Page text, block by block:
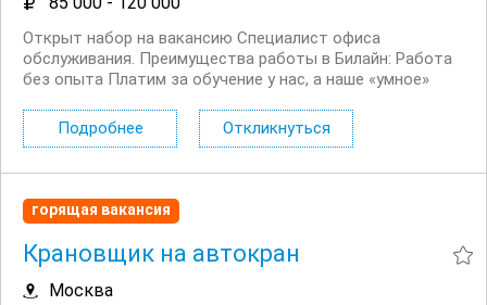
Открыт набор на вакансию Специалист офиса
обслуживания. Преимущества работы в Билайн: Работа
без опыта Платим за обучение у нас, а наше «умное»
быстро отвечать на любые вопросы клиентов Рядом с
домом, подбираем офис рядом с...
Подробнее Откликнуться
горящая вакансия
Крановщик на автокран
Москва